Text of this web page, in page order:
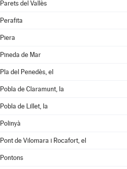
Parets del Vallès
Perafita
Piera
Pineda de Mar
Pla del Penedès, el
Pobla de Claramunt, la
Pobla de Lillet, la
Polinyà
Pont de Vilomara i Rocafort, el
Pontons